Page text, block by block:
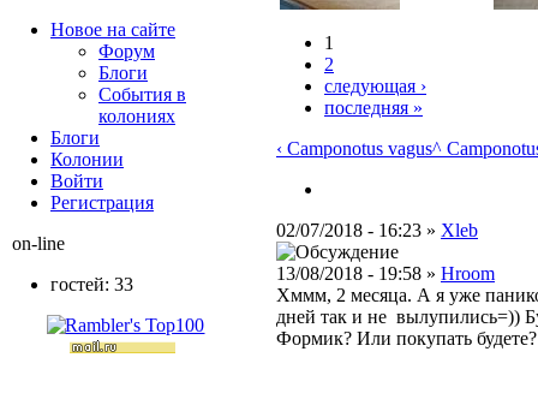
1
2
следующая ›
последняя »
‹ Camponotus vagus^
02/07/2018 - 16:23 » Xleb
13/08/2018 - 19:58 » Hroom
Хммм, 2 месяца. А я уже
дней так и не вылупились=))
Формик? Или покупать
Новое на сайте
Форум
Блоги
События в
колониях
Блоги
Колонии
Войти
Peгиcтpaция
on-line
гостей: 33